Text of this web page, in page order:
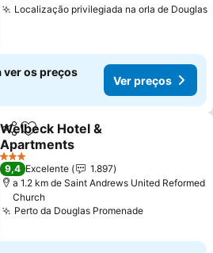
Localização privilegiada na orla de Douglas
ver os preços
Ver preços
PartilharAdicionar aos favoritos
Welbeck Hotel &
Apartments
Ver preços
3 Estrelas
9,4 Excelente
1.897
a 1.2 km de Saint Andrews United Reformed
Church
Perto da Douglas PromenadeVer preços